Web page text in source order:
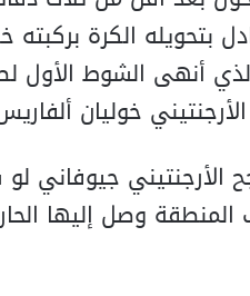
بتحويله الكرة
فيل فودن (8) الذي أنهى
خوليان ألفاريس
الأرجنتيني جيوفاني
وصل إليها